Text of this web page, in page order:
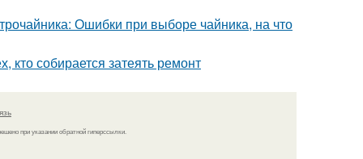
Ошибки при выборе чайника, на что
собирается затеять ремонт
при указании обратной гиперссылки.